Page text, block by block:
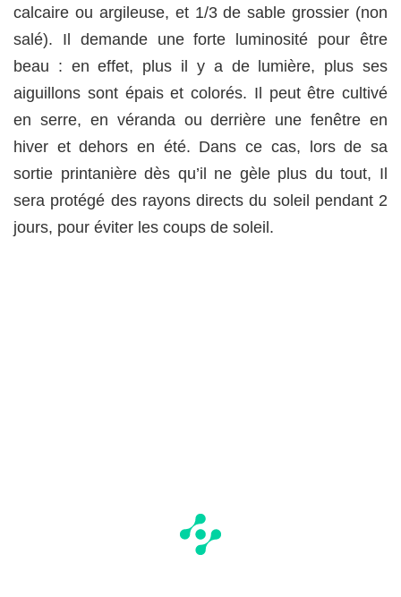
calcaire ou argileuse, et 1/3 de sable grossier (non
salé). Il demande une forte luminosité pour être
beau : en effet, plus il y a de lumière, plus ses
aiguillons sont épais et colorés. Il peut être cultivé
en serre, en véranda ou derrière une fenêtre en
hiver et dehors en été. Dans ce cas, lors de sa
sortie printanière dès qu’il ne gèle plus du tout, Il
sera protégé des rayons directs du soleil pendant 2
jours, pour éviter les coups de soleil.